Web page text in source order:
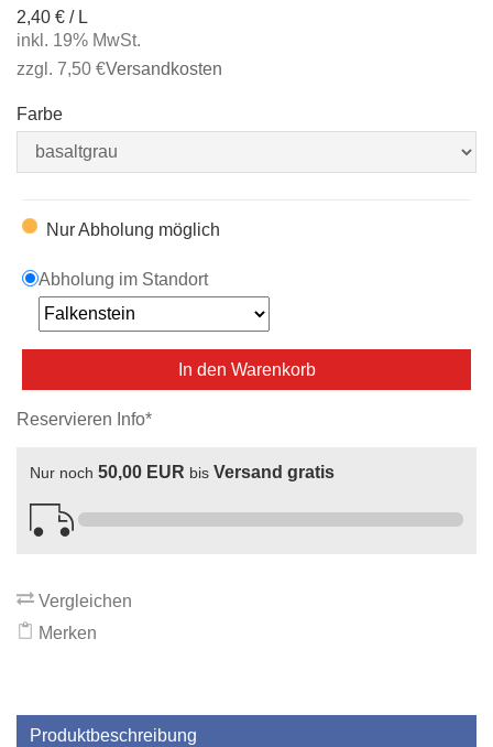
2,40 € / L
inkl. 19% MwSt.
zzgl. 7,50 €Versandkosten
Farbe
Nur Abholung möglich
Abholung im Standort
In den Warenkorb
Reservieren Info*
Nur noch 50,00 EUR bis Versand gratis
Vergleichen
Merken
Produktbeschreibung